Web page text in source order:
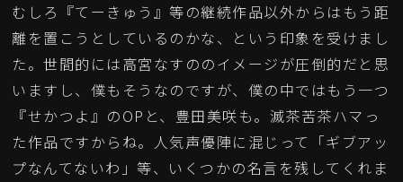
むしろ『てーきゅう』等の継続作品以外からはもう距
離を置こうとしているのかな、という印象を受けまし
た。世間的には高宮なすののイメージが圧倒的だと思
いますし、僕もそうなのですが、僕の中ではもう一つ
『せかつよ』のOPと、豊田美咲も。滅茶苦茶ハマっ
た作品ですからね。人気声優陣に混じって「ギブアッ
プなんてないわ」等、いくつかの名言を残してくれま